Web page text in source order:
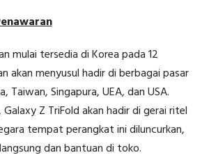
mulai tersedia di Korea pada 12
akan menyusul hadir di berbagai pasar
Taiwan, Singapura, UEA, dan USA.
Z TriFold akan hadir di gerai ritel
tempat perangkat ini diluncurkan,
dan bantuan di toko.